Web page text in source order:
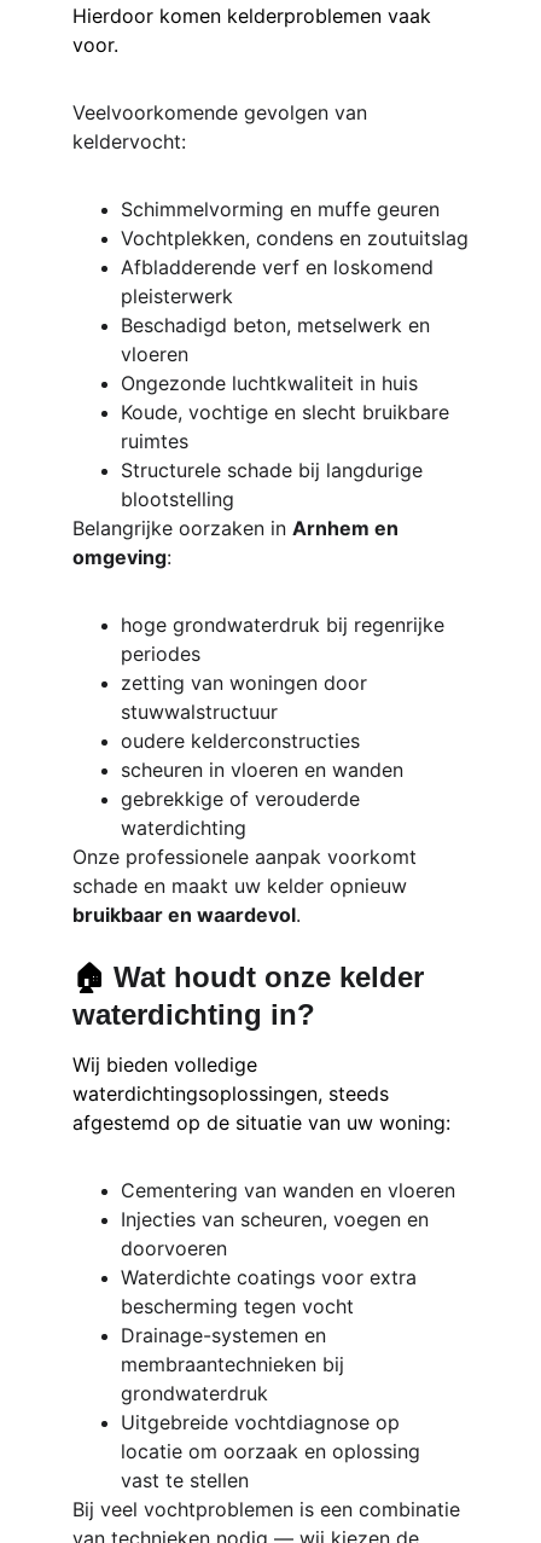
Hierdoor komen kelderproblemen vaak
voor.
Veelvoorkomende gevolgen van
keldervocht:
Schimmelvorming en muffe geuren
Vochtplekken, condens en zoutuitslag
Afbladderende verf en loskomend
pleisterwerk
Beschadigd beton, metselwerk en
vloeren
Ongezonde luchtkwaliteit in huis
Koude, vochtige en slecht bruikbare
ruimtes
Structurele schade bij langdurige
blootstelling
Belangrijke oorzaken in Arnhem en
omgeving:
hoge grondwaterdruk bij regenrijke
periodes
zetting van woningen door
stuwwalstructuur
oudere kelderconstructies
scheuren in vloeren en wanden
gebrekkige of verouderde
waterdichting
Onze professionele aanpak voorkomt
schade en maakt uw kelder opnieuw
bruikbaar en waardevol.
🏠 Wat houdt onze kelder
waterdichting in?
Wij bieden volledige
waterdichtingsoplossingen, steeds
afgestemd op de situatie van uw woning:
Cementering van wanden en vloeren
Injecties van scheuren, voegen en
doorvoeren
Waterdichte coatings voor extra
bescherming tegen vocht
Drainage-systemen en
membraantechnieken bij
grondwaterdruk
Uitgebreide vochtdiagnose op
locatie om oorzaak en oplossing
vast te stellen
Bij veel vochtproblemen is een combinatie
van technieken nodig — wij kiezen de